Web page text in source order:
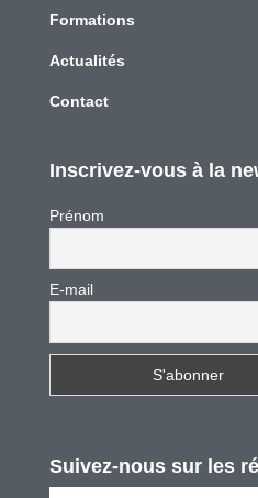
Formations
Actualités
Contact
Inscrivez-vous à la
Prénom
E-mail
Suivez-nous sur les